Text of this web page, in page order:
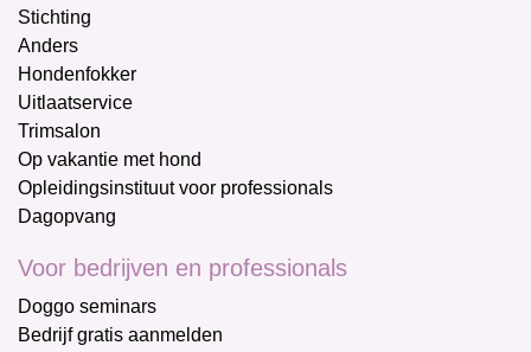
Stichting
Anders
Hondenfokker
Uitlaatservice
Trimsalon
Op vakantie met hond
Opleidingsinstituut voor professionals
Dagopvang
Voor bedrijven en professionals
Doggo seminars
Bedrijf gratis aanmelden